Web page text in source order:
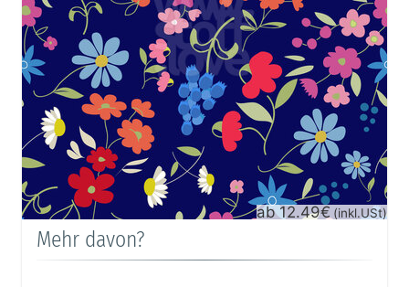
ab 12.49€ (inkl.USt)
Mehr davon?